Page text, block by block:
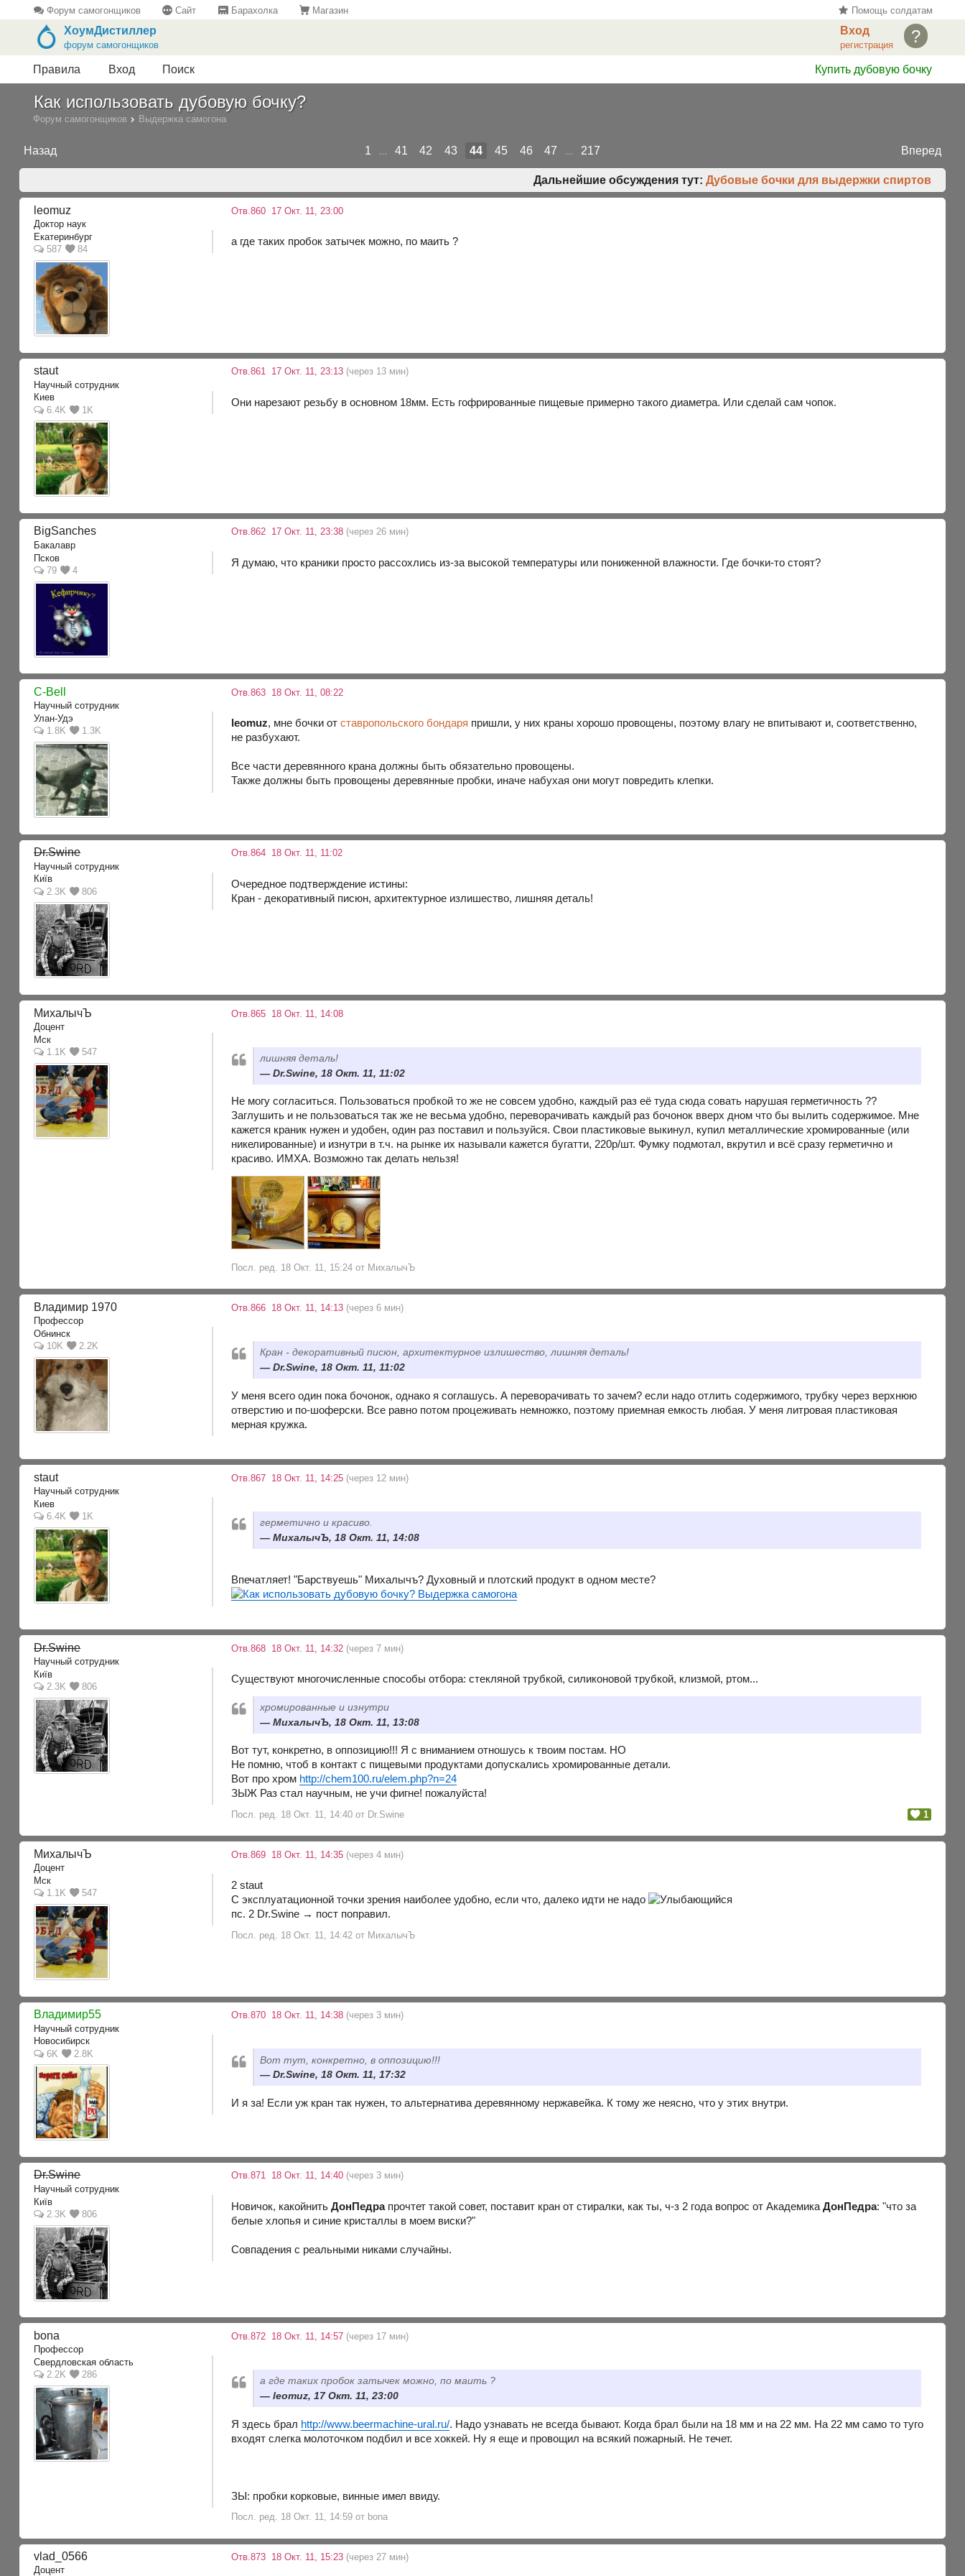
Форум самогонщиков Сайт Барахолка Магазин Помощь солдатам
?
Вход
регистрация
ХоумДистиллер
форум самогонщиков
Правила Вход Поиск Купить дубовую бочку
Как использовать дубовую бочку?
Форум самогонщиков Выдержка самогона
Назад Вперед
1 ... 41 42 43 44 45 46 47 ... 217
Дальнейшие обсуждения тут: Дубовые бочки для выдержки спиртов
leomuz
Доктор наук
Екатеринбург
587
84
Отв.860 17 Окт. 11, 23:00
а где таких пробок затычек можно, по маить ?
staut
Научный сотрудник
Киев
6.4K
1K
Отв.861 17 Окт. 11, 23:13 (через 13 мин)
Они нарезают резьбу в основном 18мм. Есть гофрированные пищевые примерно такого диаметра. Или сделай сам чопок.
BigSanches
Бакалавр
Псков
79
4
Отв.862 17 Окт. 11, 23:38 (через 26 мин)
Я думаю, что краники просто рассохлись из-за высокой температуры или пониженной влажности. Где бочки-то стоят?
C-Bell
Научный сотрудник
Улан-Удэ
1.8K
1.3K
Отв.863 18 Окт. 11, 08:22
leomuz, мне бочки отставропольского бондаря пришли, у них краны хорошо провощены, поэтому влагу не впитывают и, соответственно,
не разбухают.
Все части деревянного крана должны быть обязательно провощены.
Также должны быть провощены деревянные пробки, иначе набухая они могут повредить клепки.
Dr.Swine
Научный сотрудник
Київ
2.3K
806
Отв.864 18 Окт. 11, 11:02
Очередное подтверждение истины:
Кран - декоративный писюн, архитектурное излишество, лишняя деталь!
МихалычЪ
Доцент
Мск
1.1K
547
Отв.865 18 Окт. 11, 14:08
лишняя деталь!
Dr.Swine, 18 Окт. 11, 11:02
Не могу согласиться. Пользоваться пробкой то же не совсем удобно, каждый раз её туда сюда совать нарушая герметичность ??
Заглушить и не пользоваться так же не весьма удобно, переворачивать каждый раз бочонок вверх дном что бы вылить содержимое. Мне
кажется краник нужен и удобен, один раз поставил и пользуйся. Свои пластиковые выкинул, купил металлические хромированные (или
никелированные) и изнутри в т.ч. на рынке их называли кажется бугатти, 220р/шт. Фумку подмотал, вкрутил и всё сразу герметично и
красиво. ИМХА. Возможно так делать нельзя!
Посл. ред. 18 Окт. 11, 15:24 от МихалычЪ
Владимир 1970
Профессор
Обнинск
10K
2.2K
Отв.866 18 Окт. 11, 14:13 (через 6 мин)
Кран - декоративный писюн, архитектурное излишество, лишняя деталь!
Dr.Swine, 18 Окт. 11, 11:02
У меня всего один пока бочонок, однако я соглашусь. А переворачивать то зачем? если надо отлить содержимого, трубку через верхнюю
отверстию и по-шоферски. Все равно потом процеживать немножко, поэтому приемная емкость любая. У меня литровая пластиковая
мерная кружка.
staut
Научный сотрудник
Киев
6.4K
1K
Отв.867 18 Окт. 11, 14:25 (через 12 мин)
герметично и красиво.
МихалычЪ, 18 Окт. 11, 14:08
Впечатляет! "Барствуешь" Михалычъ? Духовный и плотский продукт в одном месте?
Dr.Swine
Научный сотрудник
Київ
2.3K
806
Отв.868 18 Окт. 11, 14:32 (через 7 мин)
Существуют многочисленные способы отбора: стекляной трубкой, силиконовой трубкой, клизмой, ртом...
хромированные и изнутри
МихалычЪ, 18 Окт. 11, 13:08
Вот тут, конкретно, в оппозицию!!! Я с вниманием отношусь к твоим постам. НО
Не помню, чтоб в контакт с пищевыми продуктами допускались хромированные детали.
Вот про хром http://chem100.ru/elem.php?n=24
ЗЫЖ Раз стал научным, не учи фигне! пожалуйста!
Посл. ред. 18 Окт. 11, 14:40 от Dr.Swine 1
МихалычЪ
Доцент
Мск
1.1K
547
Отв.869 18 Окт. 11, 14:35 (через 4 мин)
2 staut
С эксплуатационной точки зрения наиболее удобно, если что, далеко идти не надо
пс. 2 Dr.Swine → пост поправил.
Посл. ред. 18 Окт. 11, 14:42 от МихалычЪ
Владимир55
Научный сотрудник
Новосибирск
6K
2.8K
Отв.870 18 Окт. 11, 14:38 (через 3 мин)
Вот тут, конкретно, в оппозицию!!!
Dr.Swine, 18 Окт. 11, 17:32
И я за! Если уж кран так нужен, то альтернатива деревянному нержавейка. К тому же неясно, что у этих внутри.
Dr.Swine
Научный сотрудник
Київ
2.3K
806
Отв.871 18 Окт. 11, 14:40 (через 3 мин)
Новичок, какойнитьДонПедрапрочтет такой совет, поставит кран от стиралки, как ты, ч-з 2 года вопрос от АкадемикаДонПедра: "что за
белые хлопья и синие кристаллы в моем виски?"
Совпадения с реальными никами случайны.
bona
Профессор
Свердловская область
2.2K
286
Отв.872 18 Окт. 11, 14:57 (через 17 мин)
а где таких пробок затычек можно, по маить ?
leomuz, 17 Окт. 11, 23:00
Я здесь брал http://www.beermachine-ural.ru/. Надо узнавать не всегда бывают. Когда брал были на 18 мм и на 22 мм. На 22 мм само то туго
входят слегка молоточком подбил и все хоккей. Ну я еще и провощил на всякий пожарный. Не течет.
ЗЫ: пробки корковые, винные имел ввиду.
Посл. ред. 18 Окт. 11, 14:59 от bona
vlad_0566
Доцент
Отв.873 18 Окт. 11, 15:23 (через 27 мин)